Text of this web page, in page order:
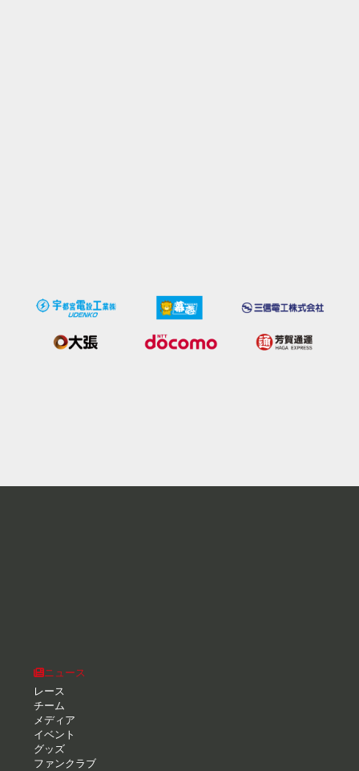
ニュース
レース
チーム
メディア
イベント
グッズ
ファンクラブ